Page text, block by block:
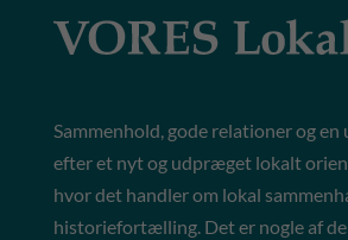
Sammenhold, gode relationer og
efter et nyt og udpræget lokalt
hvor det handler om lokal
historiefortælling. Det er nogle af